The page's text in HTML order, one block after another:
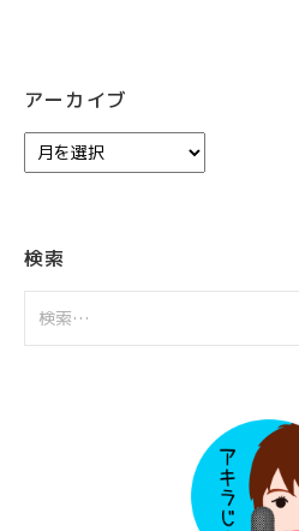
アーカイブ
ー
ブ
検索
索: